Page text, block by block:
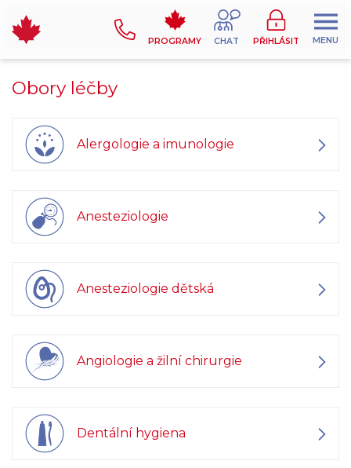
PROGRAMY CHAT PŘIHLÁSIT MENU
Obory léčby
Alergologie a imunologie
Anesteziologie
Anesteziologie dětská
Angiologie a žilní chirurgie
Dentální hygiena